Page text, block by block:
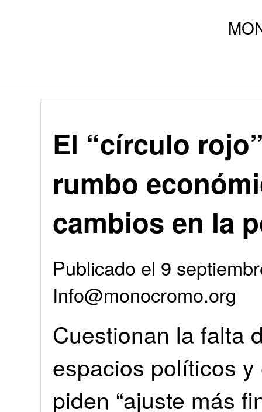
El “círculo
rumbo
cambios en la
Publicado el 9
Info@monocromo.org
Cuestionan la falta
espacios políticos
piden “ajuste más